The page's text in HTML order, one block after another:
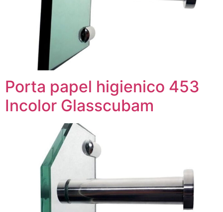
Porta papel higienico 453
Incolor Glasscubam